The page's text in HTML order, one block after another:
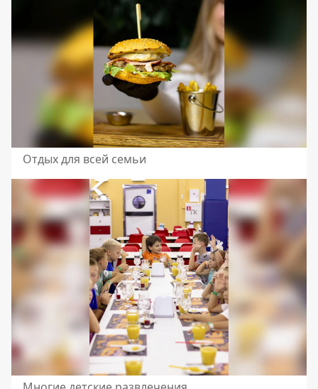
Отдых для всей семьи